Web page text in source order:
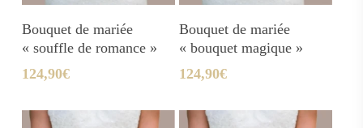
Ajouter Au Panier
Bouquet de mariée
« souffle de romance »
124,90€
Ajouter Au Panier
Bouquet de mariée
« bouquet magique »
124,90€